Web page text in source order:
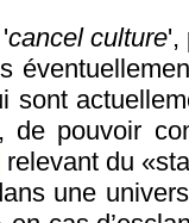
cancel culture',
sont
de pouvoir
relevant du
une